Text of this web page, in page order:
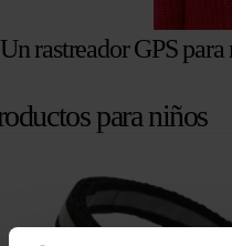
Un rastreador GPS para
para niños